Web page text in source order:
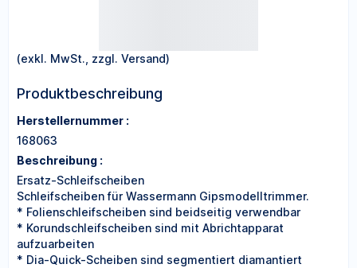
(exkl. MwSt., zzgl. Versand)
Produktbeschreibung
Herstellernummer :
168063
Beschreibung :
Ersatz-Schleifscheiben
Schleifscheiben für Wassermann Gipsmodelltrimmer.
* Folienschleifscheiben sind beidseitig verwendbar
* Korundschleifscheiben sind mit Abrichtapparat
aufzuarbeiten
* Dia-Quick-Scheiben sind segmentiert diamantiert